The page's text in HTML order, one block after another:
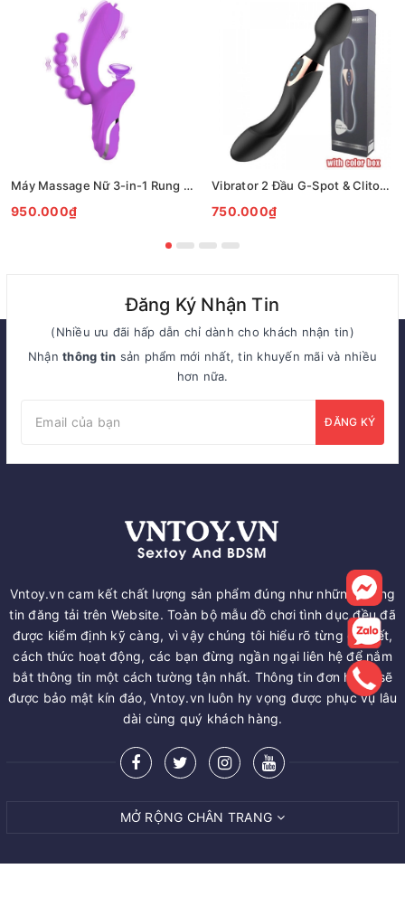
Máy Massage Nữ 3-in-1 Rung Đa Chức Năng Kích Thích Điểm G
950.000₫
Vibrator 2 Đầu G-Spot & Clitoral Rung Sóng Kép 10 Chế Độ
750.000₫
Đăng Ký Nhận Tin
(Nhiều ưu đãi hấp dẫn chỉ dành cho khách nhận tin)
Nhậnthông tin sản phẩm mới nhất, tin khuyến mãi và nhiều
hơn nữa.
ĐĂNG KÝ
Vntoy.vn cam kết chất lượng sản phẩm đúng như những thông
tin đăng tải trên Website. Toàn bộ mẫu đồ chơi tình dục đều đã
được kiểm định kỹ càng, vì vậy chúng tôi hiểu rõ từng chi tiết,
cách thức hoạt động, các bạn đừng ngần ngại liên hệ để nắm
bắt thông tin một cách tường tận nhất. Thông tin đơn hàng sẽ
được bảo mật kín đáo, Vntoy.vn luôn hy vọng được phục vụ lâu
dài cùng quý khách hàng.
MỞ RỘNG CHÂN TRANG